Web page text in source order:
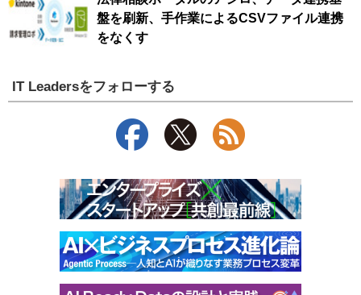
盤を刷新、手作業によるCSVファイル連携
をなくす
IT Leadersをフォローする